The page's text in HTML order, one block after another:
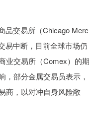
交易所（Chicago Merc
易中断，目前全球市场仍
业交易所（Comex）的期
，部分金属交易员表示，
商，以对冲自身风险敞